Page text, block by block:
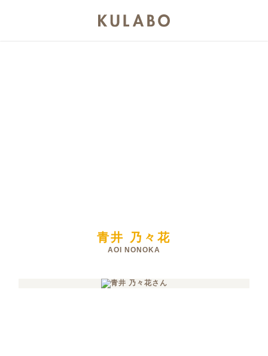
青井 乃々花
AOI NONOKA